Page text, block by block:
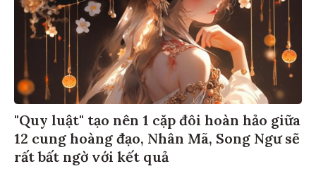
"Quy luật" tạo nên 1 cặp đôi hoàn hảo giữa
12 cung hoàng đạo, Nhân Mã, Song Ngư sẽ
rất bất ngờ với kết quả